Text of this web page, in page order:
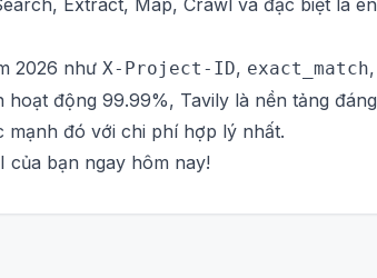
Extract, Map, Crawl và đặc biệt là
2026 như X-Project-ID, exact_match
động 99.99%, Tavily là nền tảng
mạnh đó với chi phí hợp lý nhất.
bạn ngay hôm nay!